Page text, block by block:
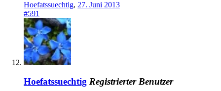
Hoefatssuechtig, 27. Juni 2013
#591
Hoefatssuechtig Registrierter Benutzer